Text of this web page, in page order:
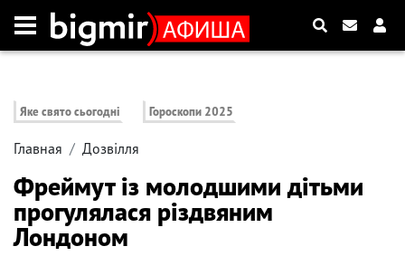
Яке свято сьогодні Гороскопи 2025
Главная Дозвілля
Фреймут із ​​молодшими дітьми
прогулялася різдвяним
Лондоном